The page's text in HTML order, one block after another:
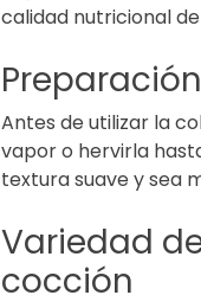
calidad nutricional
Antes de utilizar la
vapor o hervirla
textura suave y sea
Variedad
cocción